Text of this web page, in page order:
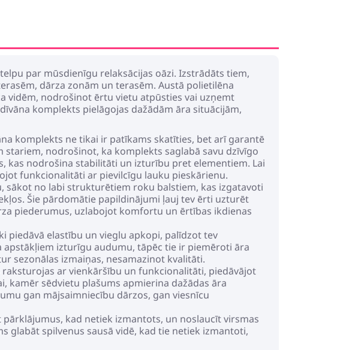
par mūsdienīgu relaksācijas oāzi. Izstrādāts tiem,
dārza zonām un terasēm. Austā polietilēna
vidēm, nodrošinot ērtu vietu atpūsties vai uzņemt
komplekts pielāgojas dažādām āra situācijām,
komplekts ne tikai ir patīkams skatīties, bet arī garantē
nodrošinot, ka komplekts saglabā savu dzīvīgo
kas nodrošina stabilitāti un izturību pret elementiem. Lai
funkcionalitāti ar pievilcīgu lauku pieskārienu.
no labi strukturētiem roku balstiem, kas izgatavoti
Šie pārdomātie papildinājumi ļauj tev ērti uzturēt
piederumus, uzlabojot komfortu un ērtības ikdienas
piedāvā elastību un vieglu apkopi, palīdzot tev
apstākļiem izturīgu audumu, tāpēc tie ir piemēroti āra
sezonālas izmaiņas, nesamazinot kvalitāti.
ar vienkāršību un funkcionalitāti, piedāvājot
kamēr sēdvietu plašums apmierina dažādas āra
gan mājsaimniecību dārzos, gan viesnīcu
kad netiek izmantots, un noslaucīt virsmas
glabāt spilvenus sausā vidē, kad tie netiek izmantoti,